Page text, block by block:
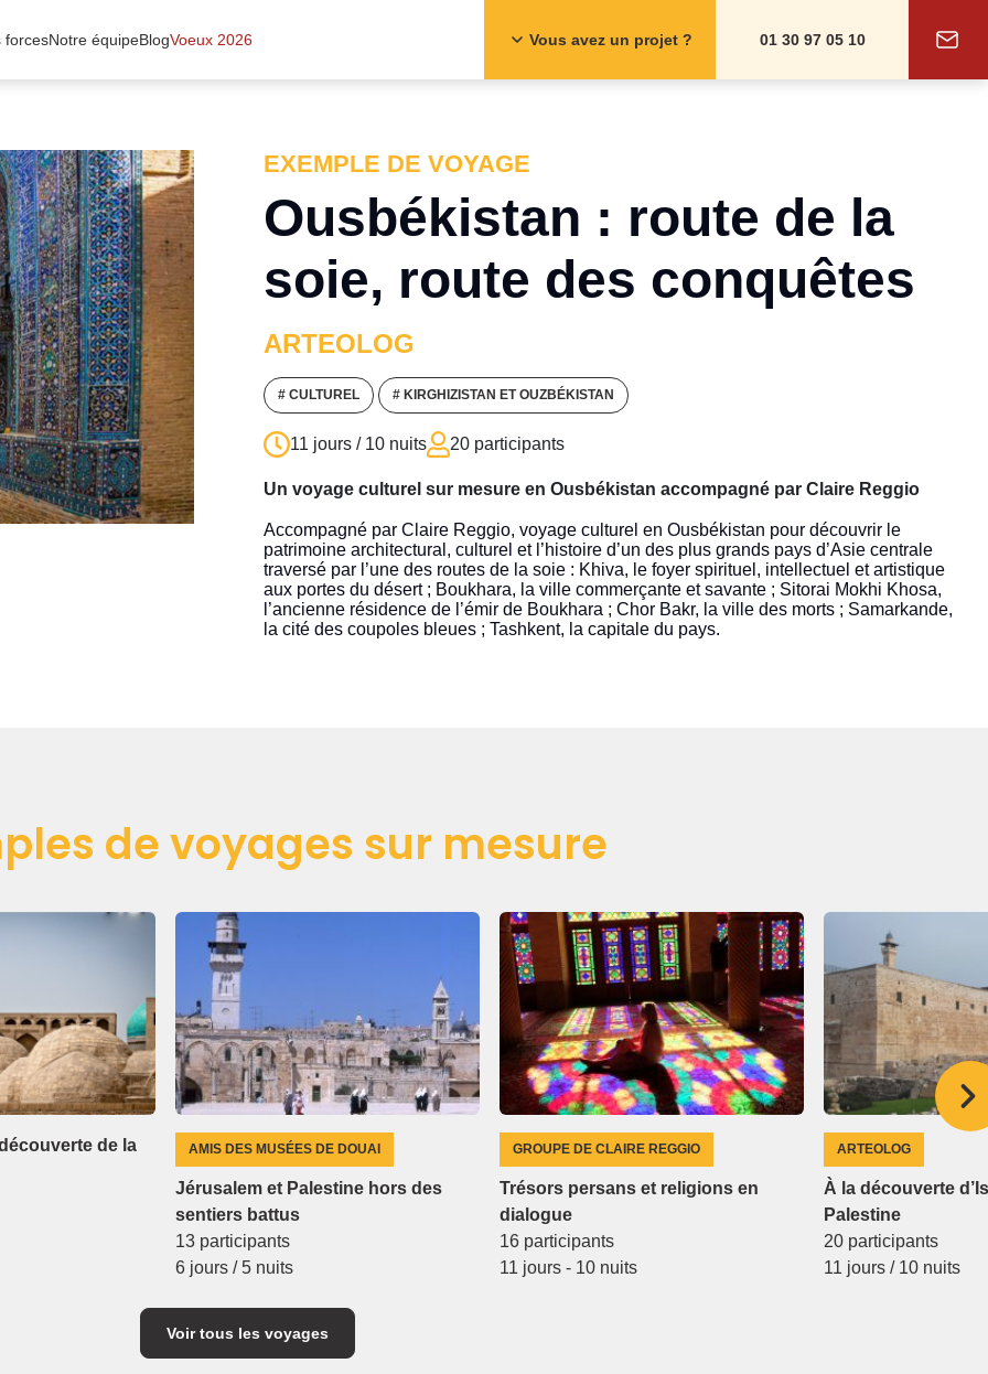
forcesNotre équipeBlogVoeux 2026 Vous avez un projet ? 01 30 97 05 10
EXEMPLE DE VOYAGE
Ousbékistan : route de la
soie, route des conquêtes
ARTEOLOG
# CULTUREL # KIRGHIZISTAN ET OUZBÉKISTAN
11 jours / 10 nuits 20 participants
Un voyage culturel sur mesure en Ousbékistan accompagné par Claire Reggio
Accompagné par Claire Reggio, voyage culturel en Ousbékistan pour découvrir le
patrimoine architectural, culturel et l’histoire d’un des plus grands pays d’Asie centrale
traversé par l’une des routes de la soie : Khiva, le foyer spirituel, intellectuel et artistique
aux portes du désert ; Boukhara, la ville commerçante et savante ; Sitorai Mokhi Khosa,
l’ancienne résidence de l’émir de Boukhara ; Chor Bakr, la ville des morts ; Samarkande,
la cité des coupoles bleues ; Tashkent, la capitale du pays.
de voyages sur mesure
de la AMIS DES MUSÉES DE DOUAI
Jérusalem et Palestine hors des
sentiers battus
13 participants
6 jours / 5 nuits
GROUPE DE CLAIRE REGGIO
Trésors persans et religions en
dialogue
16 participants
11 jours - 10 nuits
ARTEOLOG
À la découverte
Palestine
20 participants
11 jours / 10 nuits
Voir tous les voyages